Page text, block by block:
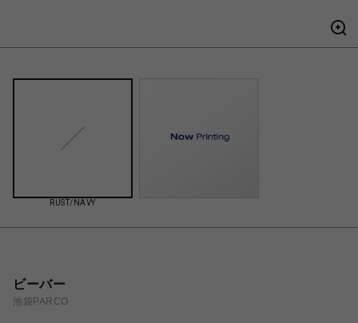
RUST/NAVY
ビーバー
池袋PARCO